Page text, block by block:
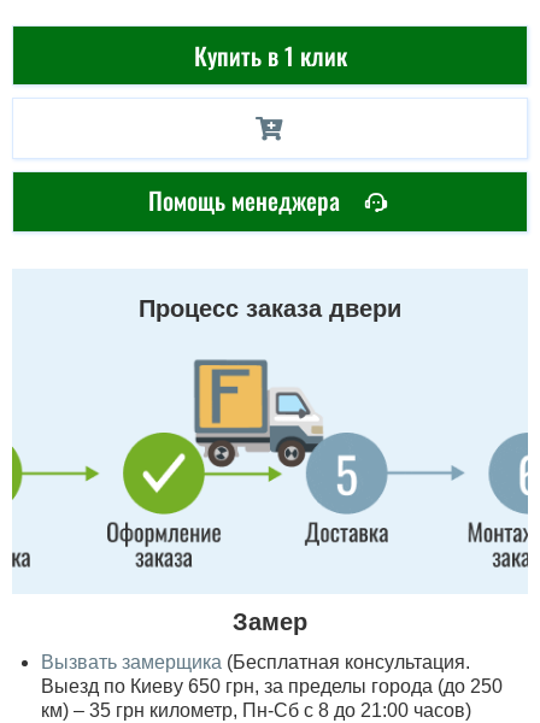
Купить в 1 клик
Помощь менеджера
Процесс заказа двери
Замер
Вызвать замерщика (Бесплатная консультация.
Выезд по Киеву 650 грн, за пределы города (до 250
км) – 35 грн километр, Пн-Сб с 8 до 21:00 часов)